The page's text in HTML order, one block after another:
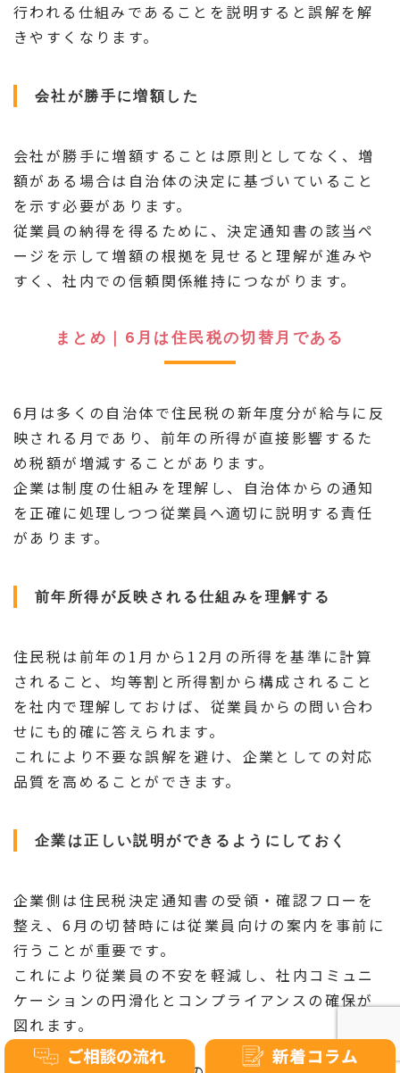
行われる仕組みであることを説明すると誤解を解
きやすくなります。
会社が勝手に増額した
会社が勝手に増額することは原則としてなく、増
額がある場合は自治体の決定に基づいていること
を示す必要があります。
従業員の納得を得るために、決定通知書の該当ペ
ージを示して増額の根拠を見せると理解が進みや
すく、社内での信頼関係維持につながります。
まとめ｜6月は住民税の切替月である
6月は多くの自治体で住民税の新年度分が給与に反
映される月であり、前年の所得が直接影響するた
め税額が増減することがあります。
企業は制度の仕組みを理解し、自治体からの通知
を正確に処理しつつ従業員へ適切に説明する責任
があります。
前年所得が反映される仕組みを理解する
住民税は前年の1月から12月の所得を基準に計算
されること、均等割と所得割から構成されること
を社内で理解しておけば、従業員からの問い合わ
せにも的確に答えられます。
これにより不要な誤解を避け、企業としての対応
品質を高めることができます。
企業は正しい説明ができるようにしておく
企業側は住民税決定通知書の受領・確認フローを
整え、6月の切替時には従業員向けの案内を事前に
行うことが重要です。
これにより従業員の不安を軽減し、社内コミュニ
ケーションの円滑化とコンプライアンスの確保が
図れます。